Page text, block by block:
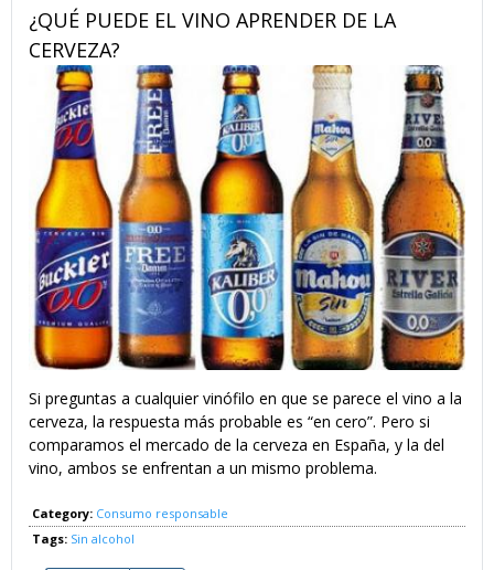
¿QUÉ PUEDE EL VINO APRENDER DE LA
CERVEZA?
Si preguntas a cualquier vinófilo en que se parece el vino a la
cerveza, la respuesta más probable es “en cero”. Pero si
comparamos el mercado de la cerveza en España, y la del
vino, ambos se enfrentan a un mismo problema.
Category: Consumo responsable
Tags: Sin alcohol